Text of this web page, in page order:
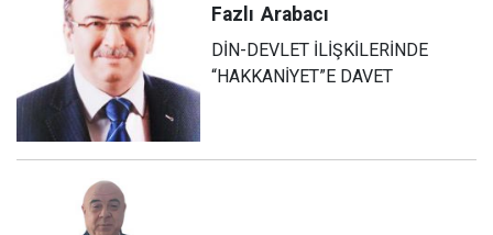
Fazlı Arabacı
DİN-DEVLET İLİŞKİLERİNDE
“HAKKANİYET”E DAVET